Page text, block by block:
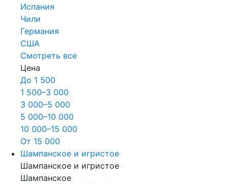
Испания
Чили
Германия
США
Смотреть все
Цена
До 1 500
1 500–3 000
3 000–5 000
5 000–10 000
10 000–15 000
От 15 000
Шампанское и игристое
Шампанское и игристое
Шампанское